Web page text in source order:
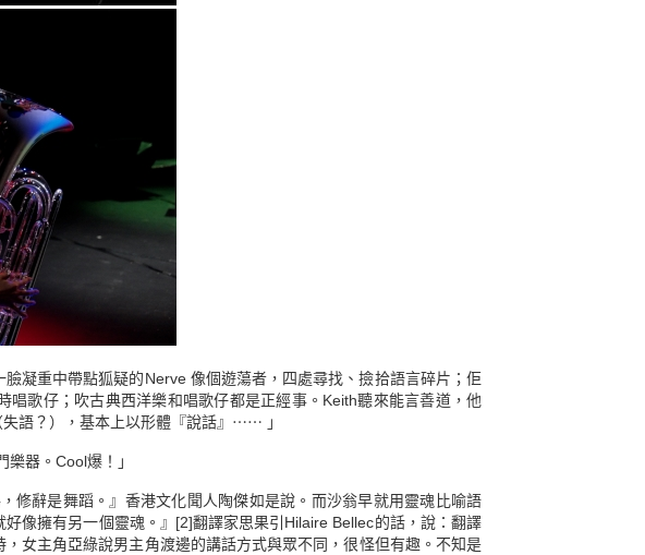
凝重中帶點狐疑的Nerve 像個遊蕩者，四處尋找、撿拾語言碎片；佢
歌仔；吹古典西洋樂和唱歌仔都是正經事。Keith聽來能言善道，他
語？），基本上以形體『說話』⋯⋯ 」
器。Cool爆！」
修辭是舞蹈。』香港文化聞人陶傑如是說。而沙翁早就用靈魂比喻語
像擁有另一個靈魂。』 [2]翻譯家思果引Hilaire Bellec的話，說：翻譯
女主角亞綠說男主角渡邊的講話方式與眾不同，很怪但有趣。不知是